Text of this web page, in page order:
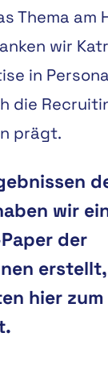
Thema am
wir
in
die
prägt.
wir
der
hier zum